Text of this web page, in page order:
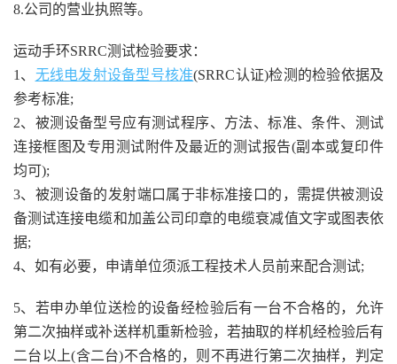
8.公司的营业执照等。
运动手环SRRC测试检验要求：
1、 无线电发射设备型号核准(SRRC认证)检测的检验依据及
参考标准;
2、被测设备型号应有测试程序、方法、标准、条件、测试
连接框图及专用测试附件及最近的测试报告(副本或复印件
均可);
3、被测设备的发射端口属于非标准接口的，需提供被测设
备测试连接电缆和加盖公司印章的电缆衰减值文字或图表依
据;
4、如有必要，申请单位须派工程技术人员前来配合测试;
5、若申办单位送检的设备经检验后有一台不合格的，允许
第二次抽样或补送样机重新检验，若抽取的样机经检验后有
二台以上(含二台)不合格的，则不再进行第二次抽样，判定